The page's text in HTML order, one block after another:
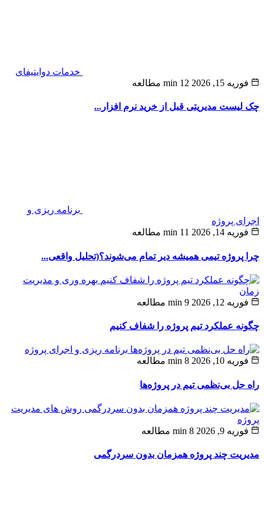
خدمات دوایتیفای
15, 2026
12 min مطالعه
مدیریتی قبل از خرید نرم‌ افزار...
برنامه ریزی و
پروژه
14, 2026
11 min مطالعه
پروژه‌ تیمی همیشه دیر تمام می‌شوند؟(تحلیل واقعی...
بهره وری و مدیریت
12, 2026
9 min مطالعه
عملکرد تیم پروژه را شفاف کنیم
برنامه ریزی و اجرای پروژه
10, 2026
8 min مطالعه
حل بی‌نظمی تیم در پروژه‌ها
روش های مدیریت
9, 2026
8 min مطالعه
چند پروژه همزمان بدون سردرگمی